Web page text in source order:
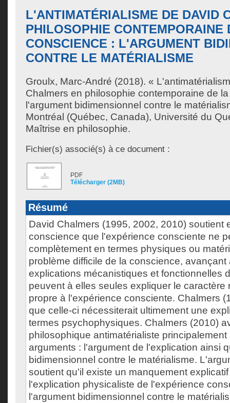
L'ANTIMATÉRIALISME DE DAVID
PHILOSOPHIE CONTEMPORAINE
CONSCIENCE : L'ARGUMENT
CONTRE LE MATÉRIALISME
Groulx, Marc-André (2018). «
Chalmers en philosophie contemporaine de
l'argument bidimensionnel contre le
Montréal (Québec, Canada), Université du
Maîtrise en philosophie.
Fichier(s) associé(s) à ce document :
PDF
Télécharger (2MB)
Résumé
David Chalmers (1995, 2002, 2010) soutient
conscience que l'expérience consciente ne
complètement en termes physiques ou
problème difficile de la conscience, avançant
explications mécanistiques et fonctionnelles
peuvent à elles seules expliquer le caractère
propre à l'expérience consciente. Chalmers
que celle-ci nécessiterait ultimement une
termes psychophysiques. Chalmers (2010)
philosophique antimatérialiste
arguments : l'argument de l'explication ainsi
bidimensionnel contre le matérialisme.
soutient qu'il existe un manquement
l'explication physicaliste de l'expérience
l'argument bidimensionnel contre le